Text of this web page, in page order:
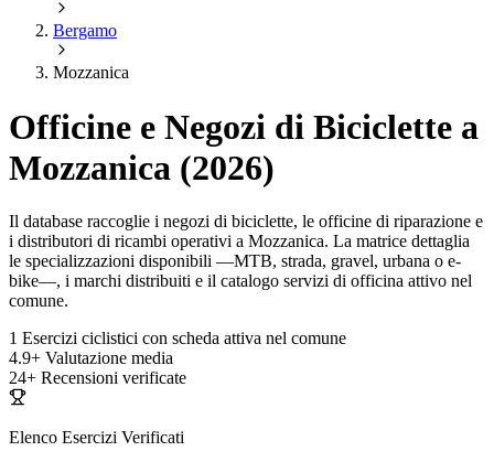
Bergamo
Mozzanica
Officine e Negozi di Biciclette a
Mozzanica (2026)
Il database raccoglie i negozi di biciclette, le officine di riparazione e
i distributori di ricambi operativi a Mozzanica. La matrice dettaglia
le specializzazioni disponibili —MTB, strada, gravel, urbana o e-
bike—, i marchi distribuiti e il catalogo servizi di officina attivo nel
comune.
1 Esercizi ciclistici con scheda attiva nel comune
4.9+ Valutazione media
24+ Recensioni verificate
Elenco Esercizi Verificati